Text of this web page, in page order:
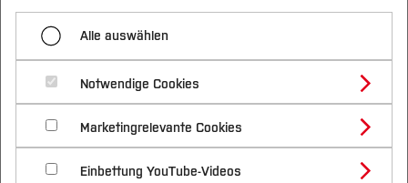
Studium
Studienangebote
Bachelorstudiengänge
Masterstudiengänge
Vor dem Studium
Bewerben & Einschreiben
Bewerbungsportal
Im Studium
Studienbüros und Prüfungen
Nach dem Studium
Forschung & Transfer
Profil
Forschungs- und Transferprofil
Schwerpunkte (FuT)
Beratung & Förderung
Nachhaltigkeit
Nachhaltigkeit studieren
International
Wir melden uns in Kürze und besprechen, wie es
weitergeht.
Kontakt
Tobias Weißgerber
Alle auswählen
Notwendige Cookies
Marketingrelevante Cookies
Einbettung YouTube-Videos